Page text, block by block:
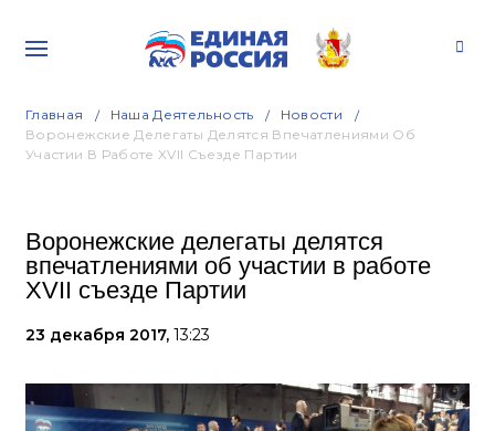
Главная Наша Деятельность
Новости
Воронежские Делегаты Делятся Впечатлениями Об
Участии В Работе XVII Съезде Партии
Воронежские делегаты делятся
впечатлениями об участии в работе
XVII съезде Партии
23 декабря 2017, 13:23